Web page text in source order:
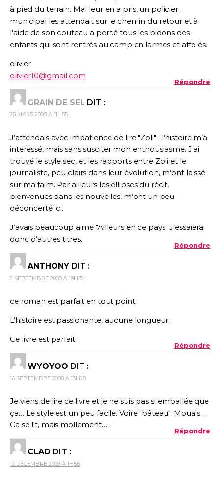
à pied du terrain. Mal leur en a pris, un policier
municipal les attendait sur le chemin du retour et à
l’aide de son couteau a percé tous les bidons des
enfants qui sont rentrés au camp en larmes et affolés.
olivier
olivier10@gmail.com
Répondre
GRAIN DE SEL DIT :
26 MARS 2008 À 11H55
J’attendais avec impatience de lire "Zoli" : l’histoire m’a
interessé, mais sans susciter mon enthousiasme. J’ai
trouvé le style sec, et les rapports entre Zoli et le
journaliste, peu clairs dans leur évolution, m’ont laissé
sur ma faim. Par ailleurs les ellipses du récit,
bienvenues dans les nouvelles, m’ont un peu
déconcerté ici.
J’avais beaucoup aimé "Ailleurs en ce pays".J’essaierai
donc d’autres titres.
Répondre
ANTHONY DIT :
2 SEPTEMBRE 2008 À 19H32
ce roman est parfait en tout point.
L’histoire est passionante, aucune longueur.
Ce livre est parfait.
Répondre
WYOYOO DIT :
16 SEPTEMBRE 2008 À 13H28
Je viens de lire ce livre et je ne suis pas si emballée que
ça… Le style est un peu facile. Voire "bâteau". Mouais…
Ca se lit, mais mollement…
Répondre
CLAD DIT :
12 DÉCEMBRE 2009 À 1H58